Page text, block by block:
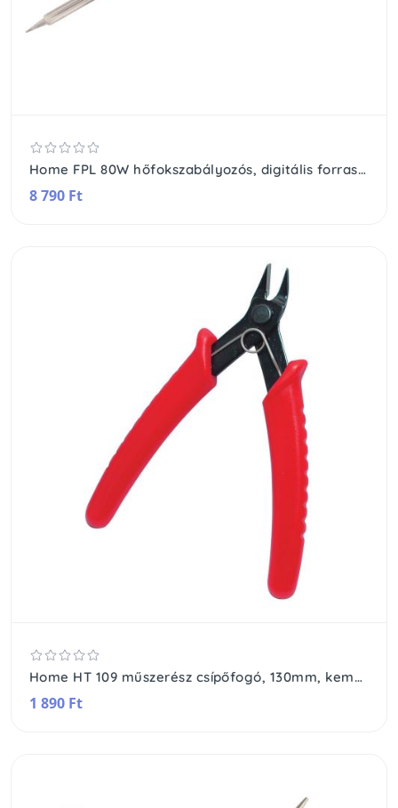
Home FPL 80W hőfokszabályozós, digitális forrasztópáka, LCD digitális kijelző, szabályozható hőmérséklet (180-480 °C), 230 V~ / 80 W max., kerámia fűtőelem
8 790 Ft
Home HT 109 műszerész csípőfogó, 130mm, keményfém él
1 890 Ft